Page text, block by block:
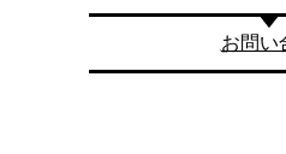
お問い